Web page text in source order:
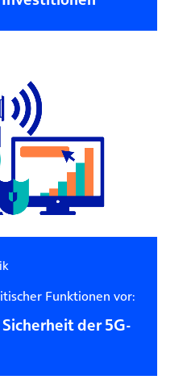
Funktionen vor:
der 5G-